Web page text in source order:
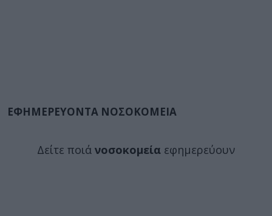
ΕΦΗΜΕΡΕΥΟΝΤΑ ΝΟΣΟΚΟΜΕΙΑ
Δείτε ποιά νοσοκομεία εφημερεύουν